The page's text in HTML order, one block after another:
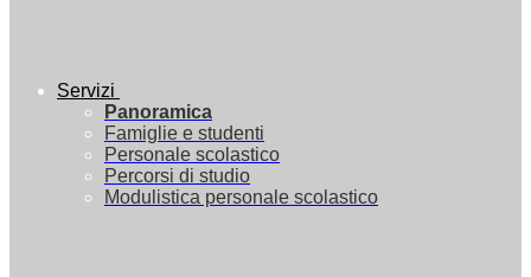
Servizi
Panoramica
Famiglie e studenti
Personale scolastico
Percorsi di studio
Modulistica personale scolastico